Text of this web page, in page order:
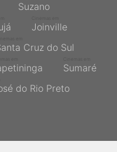
Suzano
Joinville
Cruz do Sul
Sumaré
do Rio Preto